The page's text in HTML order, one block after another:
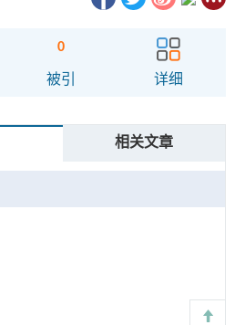
0
被引 详细
相关文章